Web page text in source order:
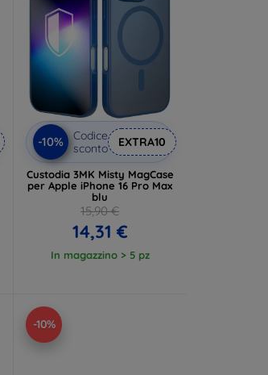
-10%
Codice
sconto
EXTRA10
Custodia 3MK Misty MagCase
per Apple iPhone 16 Pro Max
blu
15,90 €
14,31 €
In magazzino > 5 pz
-10%